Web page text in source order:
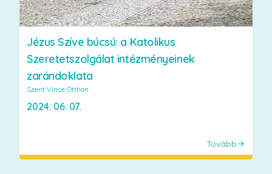
Jézus Szíve búcsú: a Katolikus
Szeretetszolgálat intézményeinek
zarándoklata
Szent Vince Otthon
2024. 06. 07.
Tovább